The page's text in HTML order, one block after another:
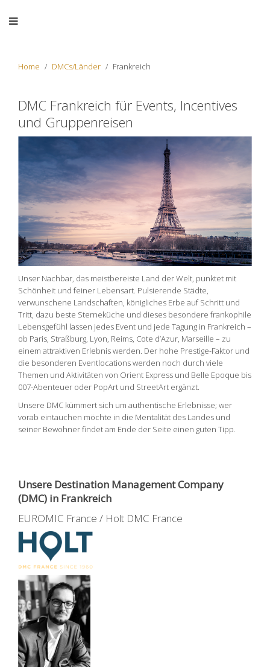
Home DMCs/Länder Frankreich
DMC Frankreich für Events, Incentives
und Gruppenreisen
Unser Nachbar, das meistbereiste Land der Welt, punktet mit
Schönheit und feiner Lebensart. Pulsierende Städte,
verwunschene Landschaften, königliches Erbe auf Schritt und
Tritt, dazu beste Sterneküche und dieses besondere frankophile
Lebensgefühl lassen jedes Event und jede Tagung in Frankreich –
ob Paris, Straßburg, Lyon, Reims, Cote d’Azur, Marseille – zu
einem attraktiven Erlebnis werden. Der hohe Prestige-Faktor und
die besonderen Eventlocations werden noch durch viele
Themen und Aktivitäten von Orient Express und Belle Epoque bis
007-Abenteuer oder PopArt und StreetArt ergänzt.
Unsere DMC kümmert sich um authentische Erlebnisse; wer
vorab eintauchen möchte in die Mentalität des Landes und
seiner Bewohner findet am Ende der Seite einen guten Tipp.
Unsere Destination Management Company
(DMC) in Frankreich
EUROMIC France / Holt DMC France